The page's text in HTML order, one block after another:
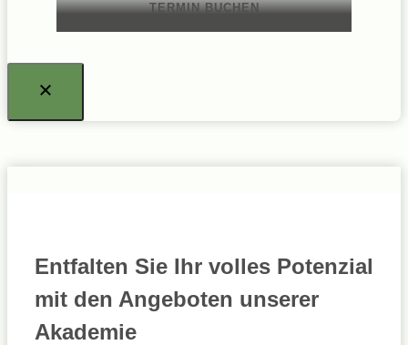
TERMIN BUCHEN
Entfalten Sie Ihr volles Potenzial
mit den Angeboten unserer
Akademie